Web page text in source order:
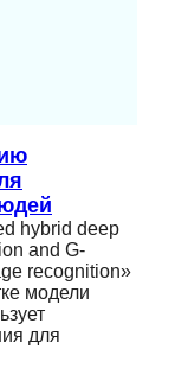
hybrid deep
and G-
recognition»
модели
для